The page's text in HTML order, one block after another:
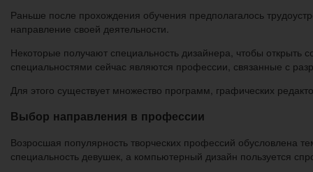
Раньше после прохождения обучения предполагалось
направление своей деятельности.
Некоторые получают специальность дизайнера, чтобы
специальностями сейчас являются профессии, связанные с
Для этого существует множество программ, графических
Выбор направления в профессии
Возросшая популярность творческих профессий обусловлена
специальность девушек, а компьютерный дизайн пользуется